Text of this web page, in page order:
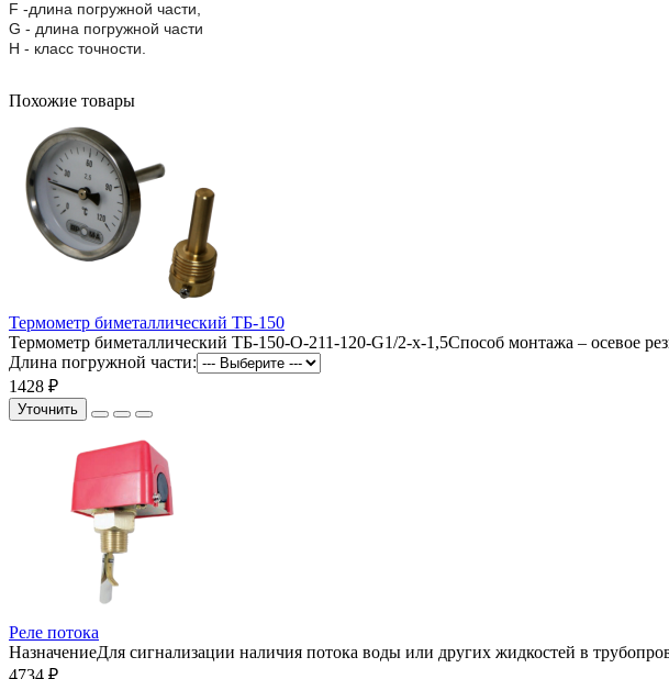
F -длина погружной части,
G - длина погружной части
H - класс точности.
Похожие товары
Термометр биметаллический ТБ-150
Термометр биметаллический ТБ-150-О-211-120-G1/2-х-1,5Способ монтажа – осевое
Длина погружной части:
1428 ₽
Уточнить
Реле потока
НазначениеДля сигнализации наличия потока воды или других жидкостей в
4734 ₽